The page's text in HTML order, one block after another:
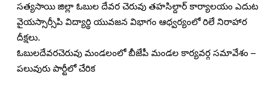
సత్యసాయి జిల్లా ఓబుల దేవర చెరువు తహసిల్దార్ కార్యాలయం ఎదుట
వైయస్సార్సీపి విద్యార్థి యువజన విభాగం ఆధ్వర్యంలో రిలే నిరాహార
దీక్షలు.
ఓబులదేవరచెరువు మండలంలో బీజేపీ మండల కార్యవర్గ సమావేశం –
పలువురు పార్టీలో చేరిక